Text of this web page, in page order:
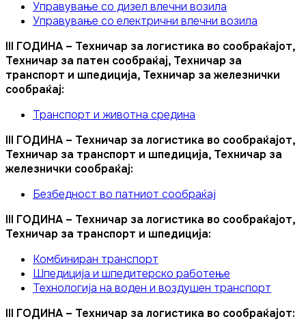
Управување со дизел влечни возила
Управување со електрични влечни возила
III ГОДИНА – Техничар за логистика во сообраќајот,
Техничар за патен сообраќај, Техничар за
транспорт и шпедиција, Техничар за железнички
сообраќај:
Транспорт и животна средина
III ГОДИНА – Техничар за логистика во сообраќајот,
Техничар за транспорт и шпедиција, Техничар за
железнички сообраќај:
Безбедност во патниот сообраќај
III ГОДИНА – Техничар за логистика во сообраќајот,
Техничар за транспорт и шпедиција:
Комбиниран транспорт
Шпедиција и шпедитерско работење
Технологија на воден и воздушен транспорт
III ГОДИНА – Техничар за логистика во сообраќајот: